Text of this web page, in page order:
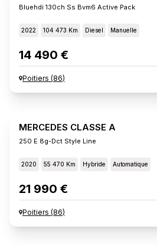
Bluehdi 130ch Ss Bvm6 Active Pack
2022 104 473 Km Diesel Manuelle
14 490 €
Poitiers (86)
MERCEDES CLASSE A
250 E 8g-Dct Style Line
2020 55 470 Km Hybride Automatique
21 990 €
Poitiers (86)